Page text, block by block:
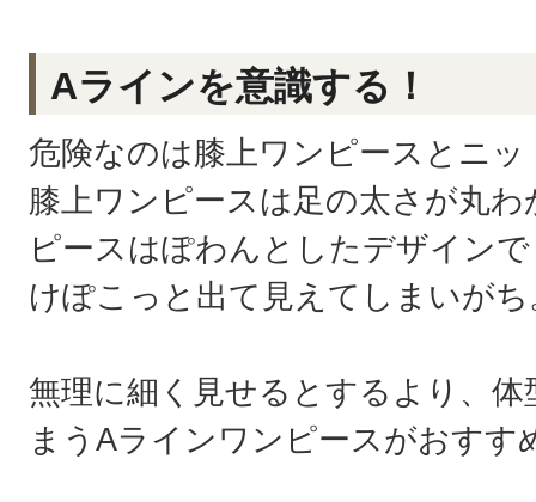
Aラインを意識する！
危険なのは膝上ワンピースとニ
膝上ワンピースは足の太さが丸
ピースはぽわんとしたデザイン
けぽこっと出て見えてしまいがち
無理に細く見せるとするより、
まうAラインワンピースがおすす